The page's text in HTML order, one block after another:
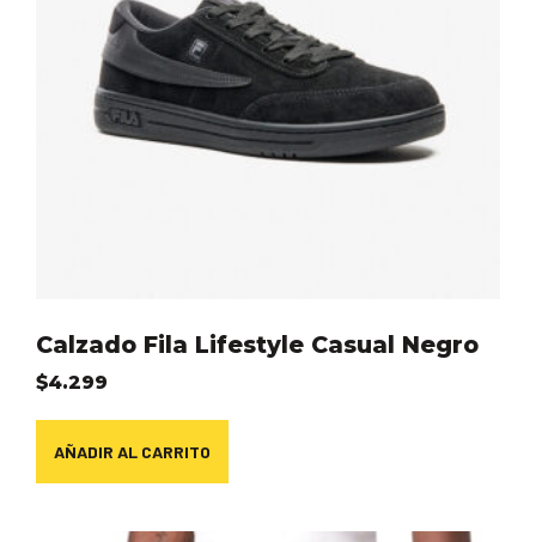
Calzado Fila Lifestyle Casual Negro
$4.299
AÑADIR AL CARRITO